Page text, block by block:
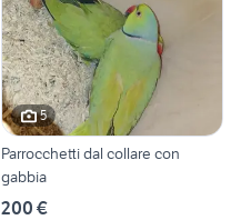
5
Parrocchetti dal collare con
gabbia
200 €